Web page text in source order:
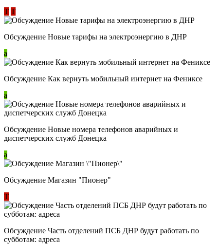
Т Т
Обсуждение Новые тарифы на электроэнергию в ДНР
a
Обсуждение Как вернуть мобильный интернет на Фениксе
a
Обсуждение Новые номера телефонов аварийных и
диспетчерских служб Донецка
a
Обсуждение Магазин "Пионер"
Т
Обсуждение Часть отделений ПСБ ДНР будут работать по
субботам: адреса